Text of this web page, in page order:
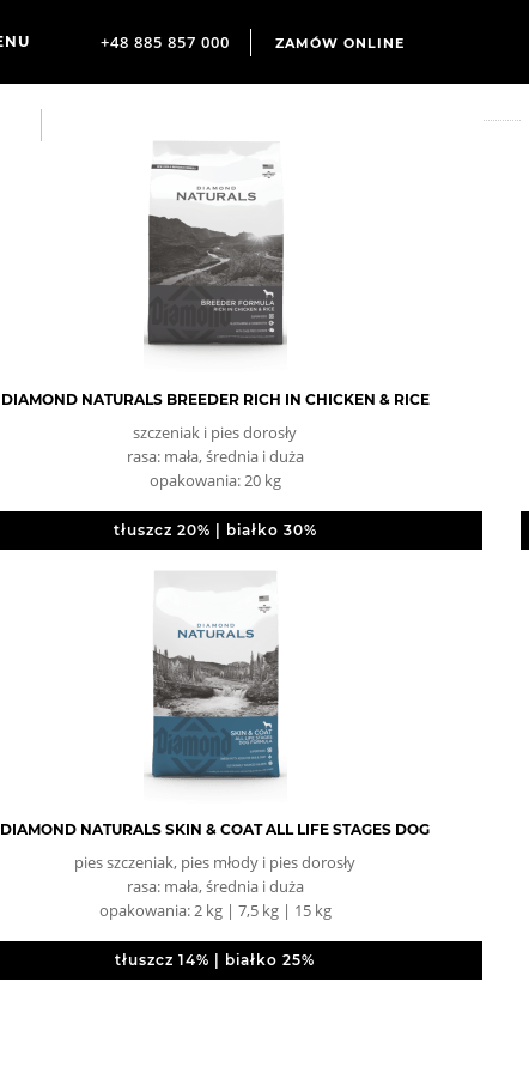
+48 885 857 000 ZAMÓW ONLINE
DIAMOND NATURALS BREEDER RICH IN CHICKEN & RICE
szczeniak i pies dorosły
rasa: mała, średnia i duża
opakowania: 20 kg
tłuszcz 20% | białko 30%
DIAMOND NATURALS SKIN & COAT ALL LIFE STAGES DOG
pies szczeniak, pies młody i pies dorosły
rasa: mała, średnia i duża
opakowania: 2 kg | 7,5 kg | 15 kg
tłuszcz 14% | białko 25%